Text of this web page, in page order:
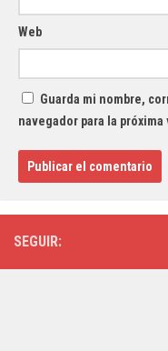
Web
Guarda mi nombre,
navegador para la
SEGUIR: